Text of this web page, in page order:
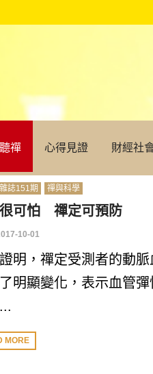
聽禪 心得見證 財經社
誌151期 禪與科學
可怕 禪定可預防
10-01
明，禪定受測者的動
明顯變化，表示血管
MORE